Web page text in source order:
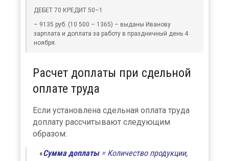
ДЕБЕТ 70 КРЕДИТ 50–1
– 9135 руб. (10 500 – 1365) – выданы Иванову
зарплата и доплата за работу в праздничный день 4
ноября.
Расчет доплаты при сдельной
оплате труда
Если установлена сдельная оплата труда
доплату рассчитывают следующим
образом:
Сумма доплаты= Количество продукции,